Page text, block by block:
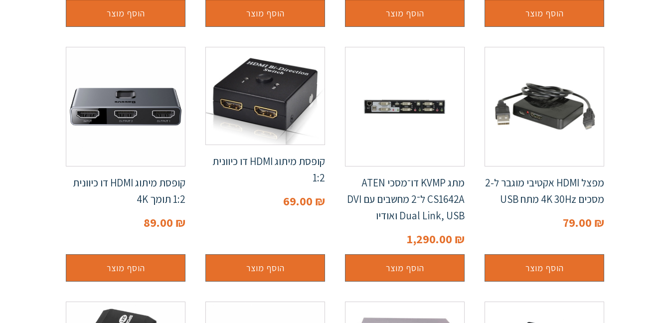
הוסף מוצר הוסף מוצר הוסף מוצר הוסף מוצר
מפצל HDMI אקטיבי מוגבר ל-2
מסכים 4K 30Hz מתח USB
79.00 ₪
הוסף מוצר
מתג KVMP דו־מסכי ATEN
CS1642A ל־2 מחשבים עם DVI
Dual Link, USB ואודיו
1,290.00 ₪
הוסף מוצר
קופסת מיתוג HDMI דו כיוונית
1:2
69.00 ₪
הוסף מוצר
קופסת מיתוג HDMI דו כיוונית
1:2 תומך 4K
89.00 ₪
הוסף מוצר